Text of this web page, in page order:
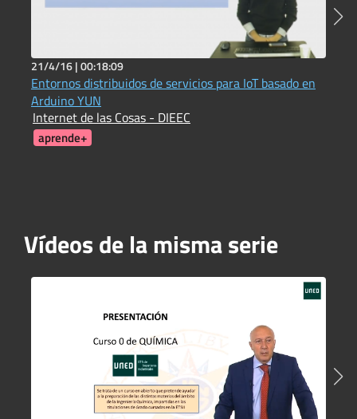
21/4/16 |00:18:09
Entornos distribuidos de servicios para IoT basado en
Arduino YUN
Internet de las Cosas - DIEEC
aprende+
Vídeos de la misma serie